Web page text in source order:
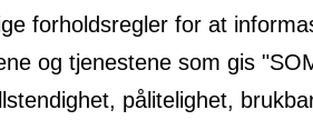
forholdsregler for at
og tjenestene som gis
pålitelighet,